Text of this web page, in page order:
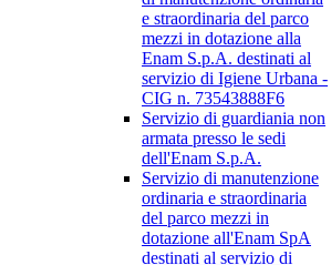
e straordinaria del parco
mezzi in dotazione alla
Enam S.p.A. destinati al
servizio di Igiene Urbana -
CIG n. 73543888F6
Servizio di guardiania non
armata presso le sedi
dell'Enam S.p.A.
Servizio di manutenzione
ordinaria e straordinaria
del parco mezzi in
dotazione all'Enam SpA
destinati al servizio di